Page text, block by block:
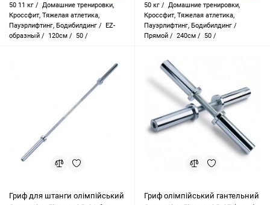
50 11 кг / Домашние тренировки,
Кроссфит, Тяжелая атлетика,
Пауэрлифтинг, Бодибилдинг / EZ-
образный /
120см / 50 /
50 кг / Домашние тренировки,
Кроссфит, Тяжелая атлетика,
Пауэрлифтинг, Бодибилдинг /
Прямой / 240см / 50 /
Гриф для штанги олімпійський
Гриф олімпійський гантельний